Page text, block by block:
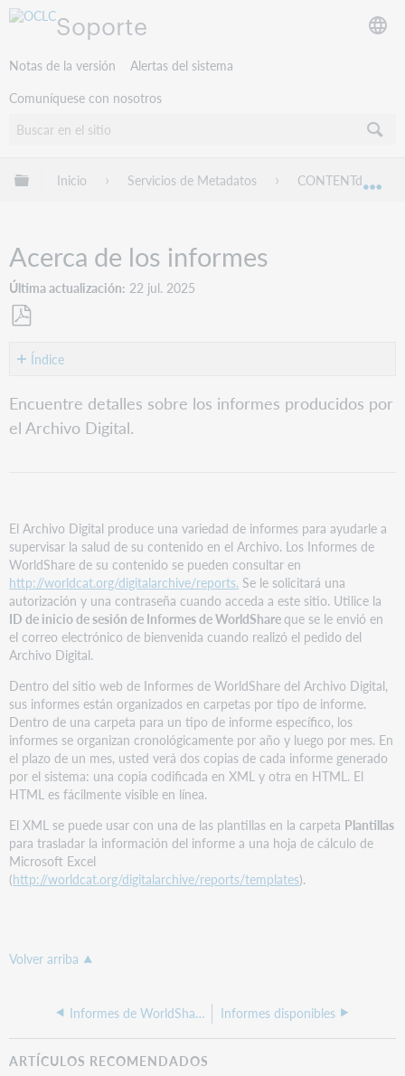
Soporte
Notas de la versión
Alertas del sistema
Comuníquese con nosotros
Expandir/contraer jerarquía global
Inicio Servicios de Metadatos CONTENTdm
Acerca de los informes
Última actualización 22 jul. 2025
comoÍndice
Encuentre detalles sobre los informes producidos por
el Archivo Digital.
El Archivo Digital produce una variedad de informes para ayudarle a
supervisar la salud de su contenido en el Archivo. Los Informes de
WorldShare de su contenido se pueden consultar en
http://worldcat.org/digitalarchive/reports. Se le solicitará una
autorización y una contraseña cuando acceda a este sitio. Utilice la
ID de inicio de sesión de Informes de WorldShareque se le envió en
el correo electrónico de bienvenida cuando realizó el pedido del
Archivo Digital.
Dentro del sitio web de Informes de WorldShare del Archivo Digital,
sus informes están organizados en carpetas por tipo de informe.
Dentro de una carpeta para un tipo de informe específico, los
informes se organizan cronológicamente por año y luego por mes. En
el plazo de un mes, usted verá dos copias de cada informe generado
por el sistema: una copia codificada en XML y otra en HTML. El
HTML es fácilmente visible en línea.
El XML se puede usar con una de las plantillas en la carpeta Plantillas
para trasladar la información del informe a una hoja de cálculo de
Microsoft Excel
(http://worldcat.org/digitalarchive/reports/templates).
Volver arriba
Informes de WorldShare Informes disponibles
ARTÍCULOS RECOMENDADOS